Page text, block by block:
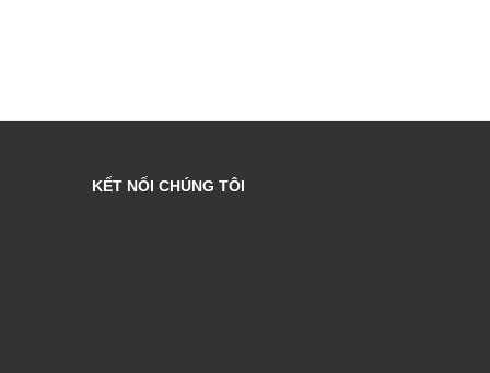
KẾT NỐI CHÚNG TÔI